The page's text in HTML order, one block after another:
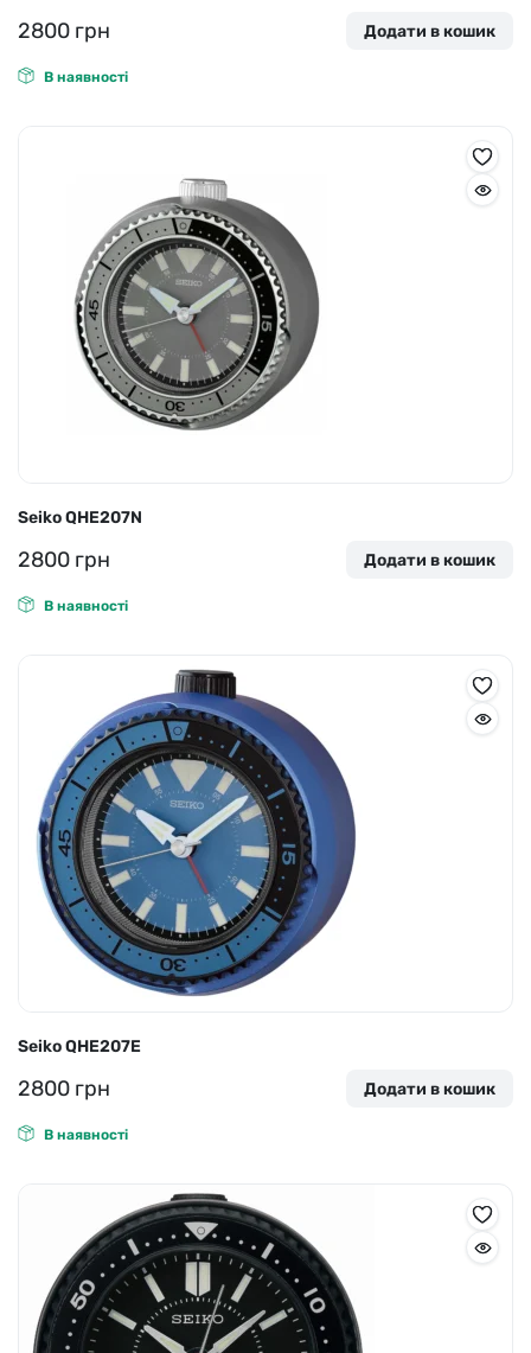
2800 грн Додати в кошик
В наявності
Seiko QHE207N
2800 грн Додати в кошик
В наявності
Seiko QHE207E
2800 грн Додати в кошик
В наявності